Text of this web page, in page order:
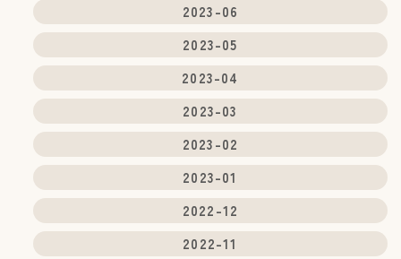
2023-06
2023-05
2023-04
2023-03
2023-02
2023-01
2022-12
2022-11